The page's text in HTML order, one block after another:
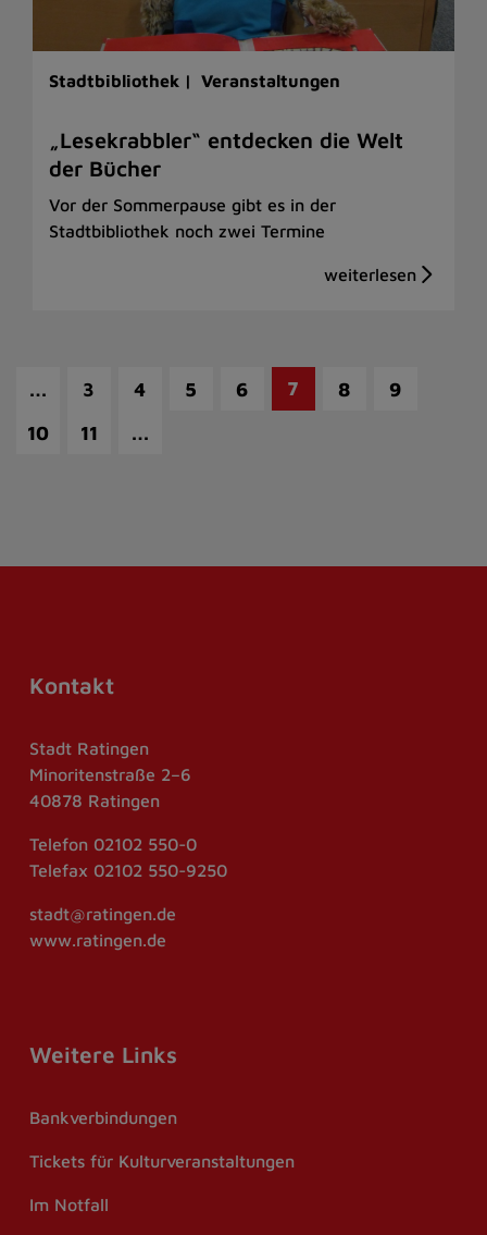
Stadtbibliothek | Veranstaltungen
„Lesekrabbler“ entdecken die Welt
der Bücher
Vor der Sommerpause gibt es in der
Stadtbibliothek noch zwei Termine
… 3 4 5 6 7 8
9
10
11 …
Kontakt
Stadt Ratingen
Minoritenstraße 2–6
40878 Ratingen
Telefon 02102 550-0
Telefax 02102 550-9250
stadt@ratingen.de
www.ratingen.de
Weitere Links
Bankverbindungen
Tickets für Kulturveranstaltungen
Im Notfall